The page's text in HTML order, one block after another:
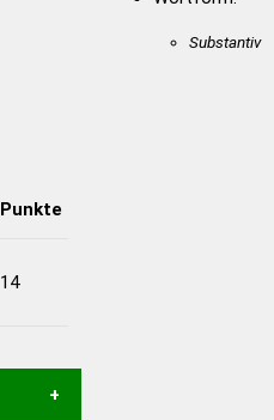
Punkte
14
Substantiv